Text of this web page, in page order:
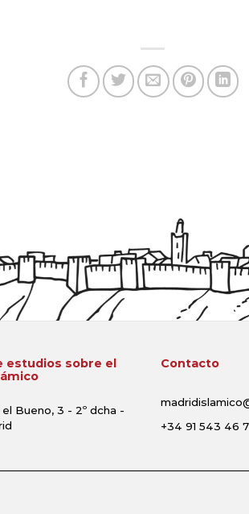
estudios sobre el
Bueno, 3 - 2º dcha -
Contacto
+34 91 543 46